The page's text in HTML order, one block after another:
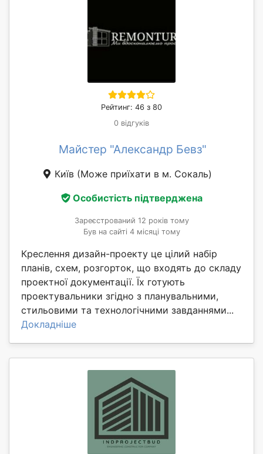
Рейтинг: 46 з 80
0 відгуків
Майстер "Александр Бевз"
Київ (Може приїхати в м. Сокаль)
Особистість підтверджена
Зареєстрований 12 років тому
Був на сайті 4 місяці тому
Креслення дизайн-проекту це цілий набір
планів, схем, розгорток, що входять до складу
проектної документації. Їх готують
проектувальники згідно з планувальними,
стильовими та технологічними завданнями...
Докладніше